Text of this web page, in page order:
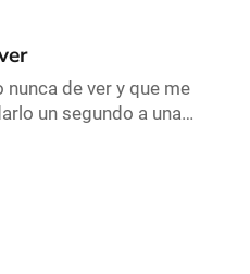
nunca de ver y que me
un segundo a una
que no estaba en mis
y aunque muchos digan
el desarrollo de los
verdadero lo que me
de que me resulta
secundario de la s